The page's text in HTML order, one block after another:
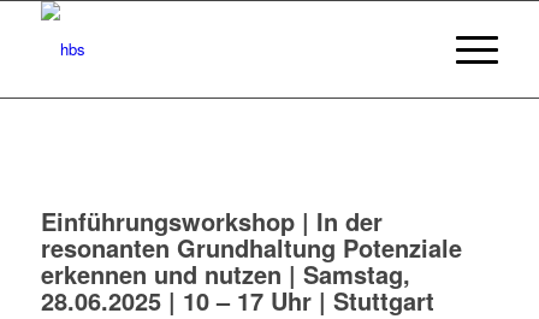
Einführungsworkshop | In der
resonanten Grundhaltung Potenziale
erkennen und nutzen | Samstag,
28.06.2025 | 10 – 17 Uhr | Stuttgart